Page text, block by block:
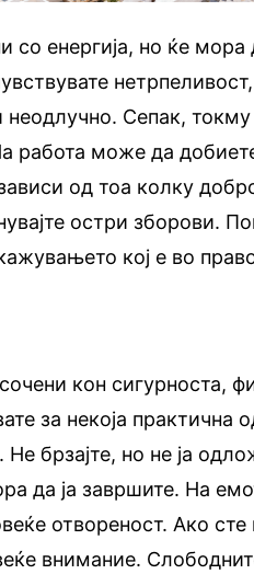
со енергија, но ќе мора
неодлучно. Сепак,
работа може да
од тоа колку
остри зборови.
кој е во
кон сигурноста,
за некоја практична
брзајте, но не ја
да ја завршите. На
отвореност. Ако сте
внимание.